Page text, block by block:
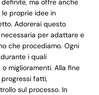
ma offre anche
le proprie idee in
Adorerai questo
per adattare e
che procediamo. Ogni
i quali
miglioramenti. Alla fine
fatti,
sul processo. In